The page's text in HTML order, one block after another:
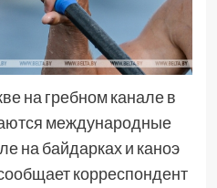
на гребном канале в
международные
на байдарках и каноэ
корреспондент